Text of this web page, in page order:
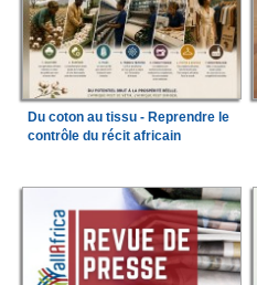
Du coton au tissu - Reprendre le
contrôle du récit africain